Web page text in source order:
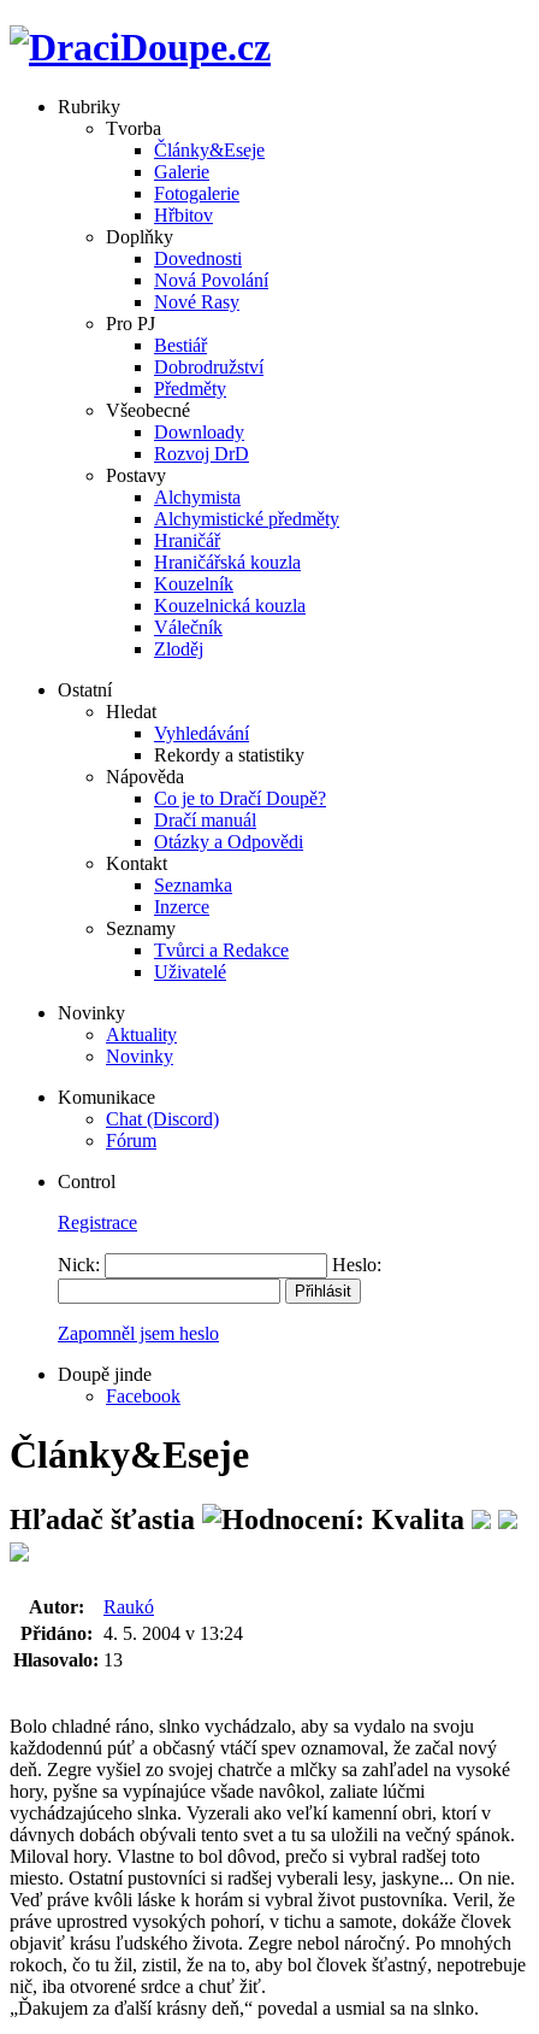
Rubriky
Tvorba
Články&Eseje
Galerie
Fotogalerie
Hřbitov
Doplňky
Dovednosti
Nová Povolání
Nové Rasy
Pro PJ
Bestiář
Dobrodružství
Předměty
Všeobecné
Downloady
Rozvoj DrD
Postavy
Alchymista
Alchymistické předměty
Hraničář
Hraničářská kouzla
Kouzelník
Kouzelnická kouzla
Válečník
Zloděj
Ostatní
Hledat
Vyhledávání
Rekordy a statistiky
Nápověda
Co je to Dračí Doupě?
Dračí manuál
Otázky a Odpovědi
Kontakt
Seznamka
Inzerce
Seznamy
Tvůrci a Redakce
Uživatelé
Novinky
Aktuality
Novinky
Komunikace
Chat (Discord)
Fórum
Control
Registrace
Nick: Heslo:
Zapomněl jsem heslo
Doupě jinde
Facebook
Články&Eseje
Hľadač šťastia
Autor:
Raukó
Přidáno: 4. 5. 2004 v 13:24
Hlasovalo: 13
Bolo chladné ráno, slnko vychádzalo, aby sa vydalo na svoju
každodennú púť a občasný vtáčí spev oznamoval, že začal nový
deň. Zegre vyšiel zo svojej chatrče a mlčky sa zahľadel na vysoké
hory, pyšne sa vypínajúce všade navôkol, zaliate lúčmi
vychádzajúceho slnka. Vyzerali ako veľkí kamenní obri, ktorí v
dávnych dobách obývali tento svet a tu sa uložili na večný spánok.
Miloval hory. Vlastne to bol dôvod, prečo si vybral radšej toto
miesto. Ostatní pustovníci si radšej vyberali lesy, jaskyne... On nie.
Veď práve kvôli láske k horám si vybral život pustovníka. Veril, že
práve uprostred vysokých pohorí, v tichu a samote, dokáže človek
objaviť krásu ľudského života. Zegre nebol náročný. Po mnohých
rokoch, čo tu žil, zistil, že na to, aby bol človek šťastný, nepotrebuje
nič, iba otvorené srdce a chuť žiť.
„Ďakujem za ďalší krásny deň,“ povedal a usmial sa na slnko.